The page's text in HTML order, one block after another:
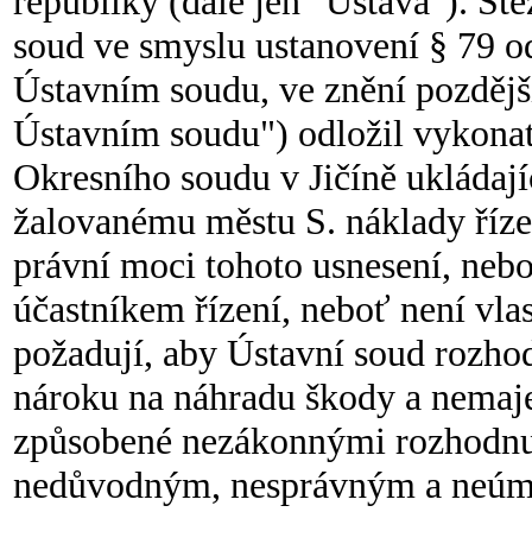
soud ve smyslu ustanovení § 79
Ústavním soudu, ve znění
Ústavním soudu") odložil
Okresního soudu v Jičíně
žalovanému městu S. náklady
právní moci tohoto usnesení,
účastníkem řízení, neboť není
požadují, aby Ústavní soud
nároku na náhradu škody a
způsobené nezákonnými
nedůvodným, nesprávným a